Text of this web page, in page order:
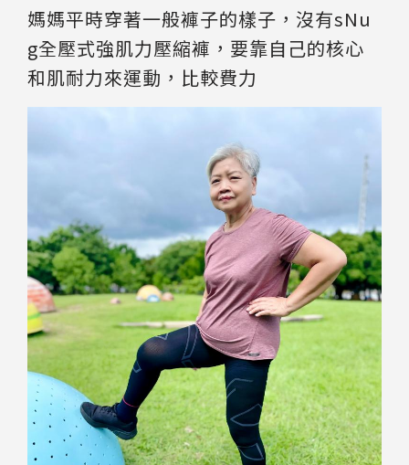
媽媽平時穿著一般褲子的樣子，沒有sNu
g全壓式強肌力壓縮褲，要靠自己的核心
和肌耐力來運動，比較費力